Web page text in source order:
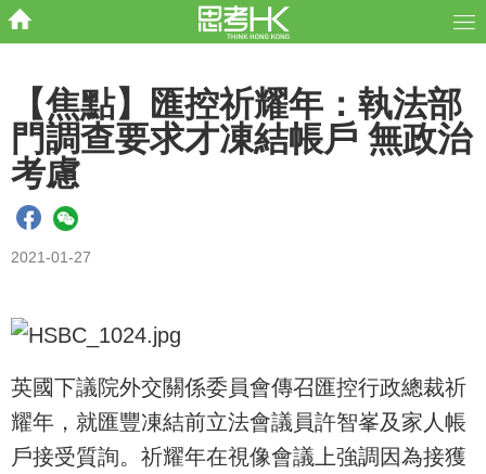
【焦點】匯控祈耀年：執法部
門調查要求才凍結帳戶 無政治
考慮
2021-01-27
英國下議院外交關係委員會傳召匯控行政總裁祈
耀年，就匯豐凍結前立法會議員許智峯及家人帳
戶接受質詢。祈耀年在視像會議上強調因為接獲